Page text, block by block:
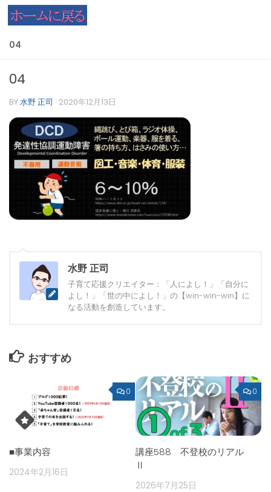
コンテンツへスキップ
04
04
BY水野 正司 · 2020年12月13日
水野 正司
子育て応援クリエイター：「人によし！」「自分に
よし！」「世の中によし！」の【win-win-win】に
なる活動を創造しています。
おすすめ
0
■事業内容
2024年2月16日
0
講座588 不登校のリアル
Ⅱ
2026年7月25日